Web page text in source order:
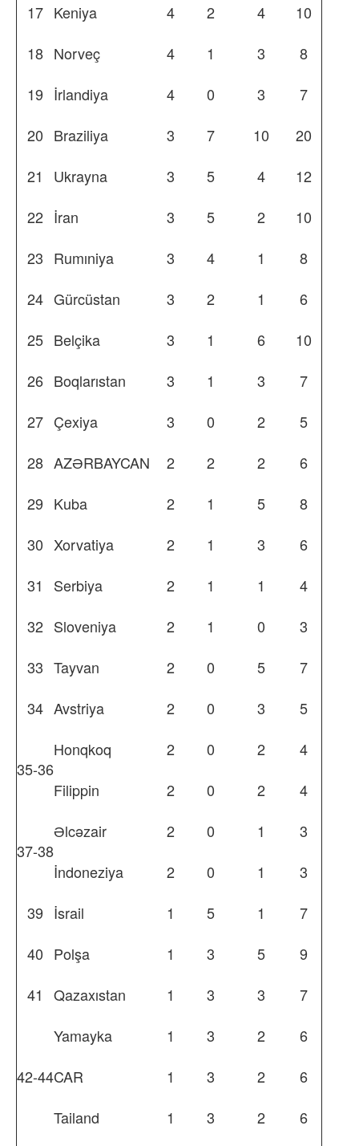
17 Keniya 4 2 4
10
18 Norveç 4 1 3
8
19 İrlandiya 4 0 3
7
20 Braziliya 3 7 10
20
21
Ukrayna 3 5 4
12
22 İran 3 5 2
10
23 Rumıniya 3 4 1
8
24 Gürcüstan 3 2 1
6
25 Belçika 3 1 6
10
26 Boqlarıstan 3 1 3
7
27 Çexiya 3 0 2
5
28 AZƏRBAYCAN 2 2 2
6
29 Kuba 2 1 5
8
30 Xorvatiya 2 1 3
6
31
Serbiya 2 1 1
4
32 Sloveniya 2 1 0
3
33 Tayvan 2 0 5
7
34 Avstriya 2 0 3 5
35-36
Honqkoq 2 0 2
4
Filippin
2 0 2 4
37-38
Əlcəzair 2 0 1
3
İndoneziya
2 0 1
3
39 İsrail 1 5 1
7
40 Polşa 1 3 5
9
41
Qazaxıstan 1 3 3 7
42-44
Yamayka 1 3 2
6
CAR
1 3 2
6
Tailand
1 3 2 6